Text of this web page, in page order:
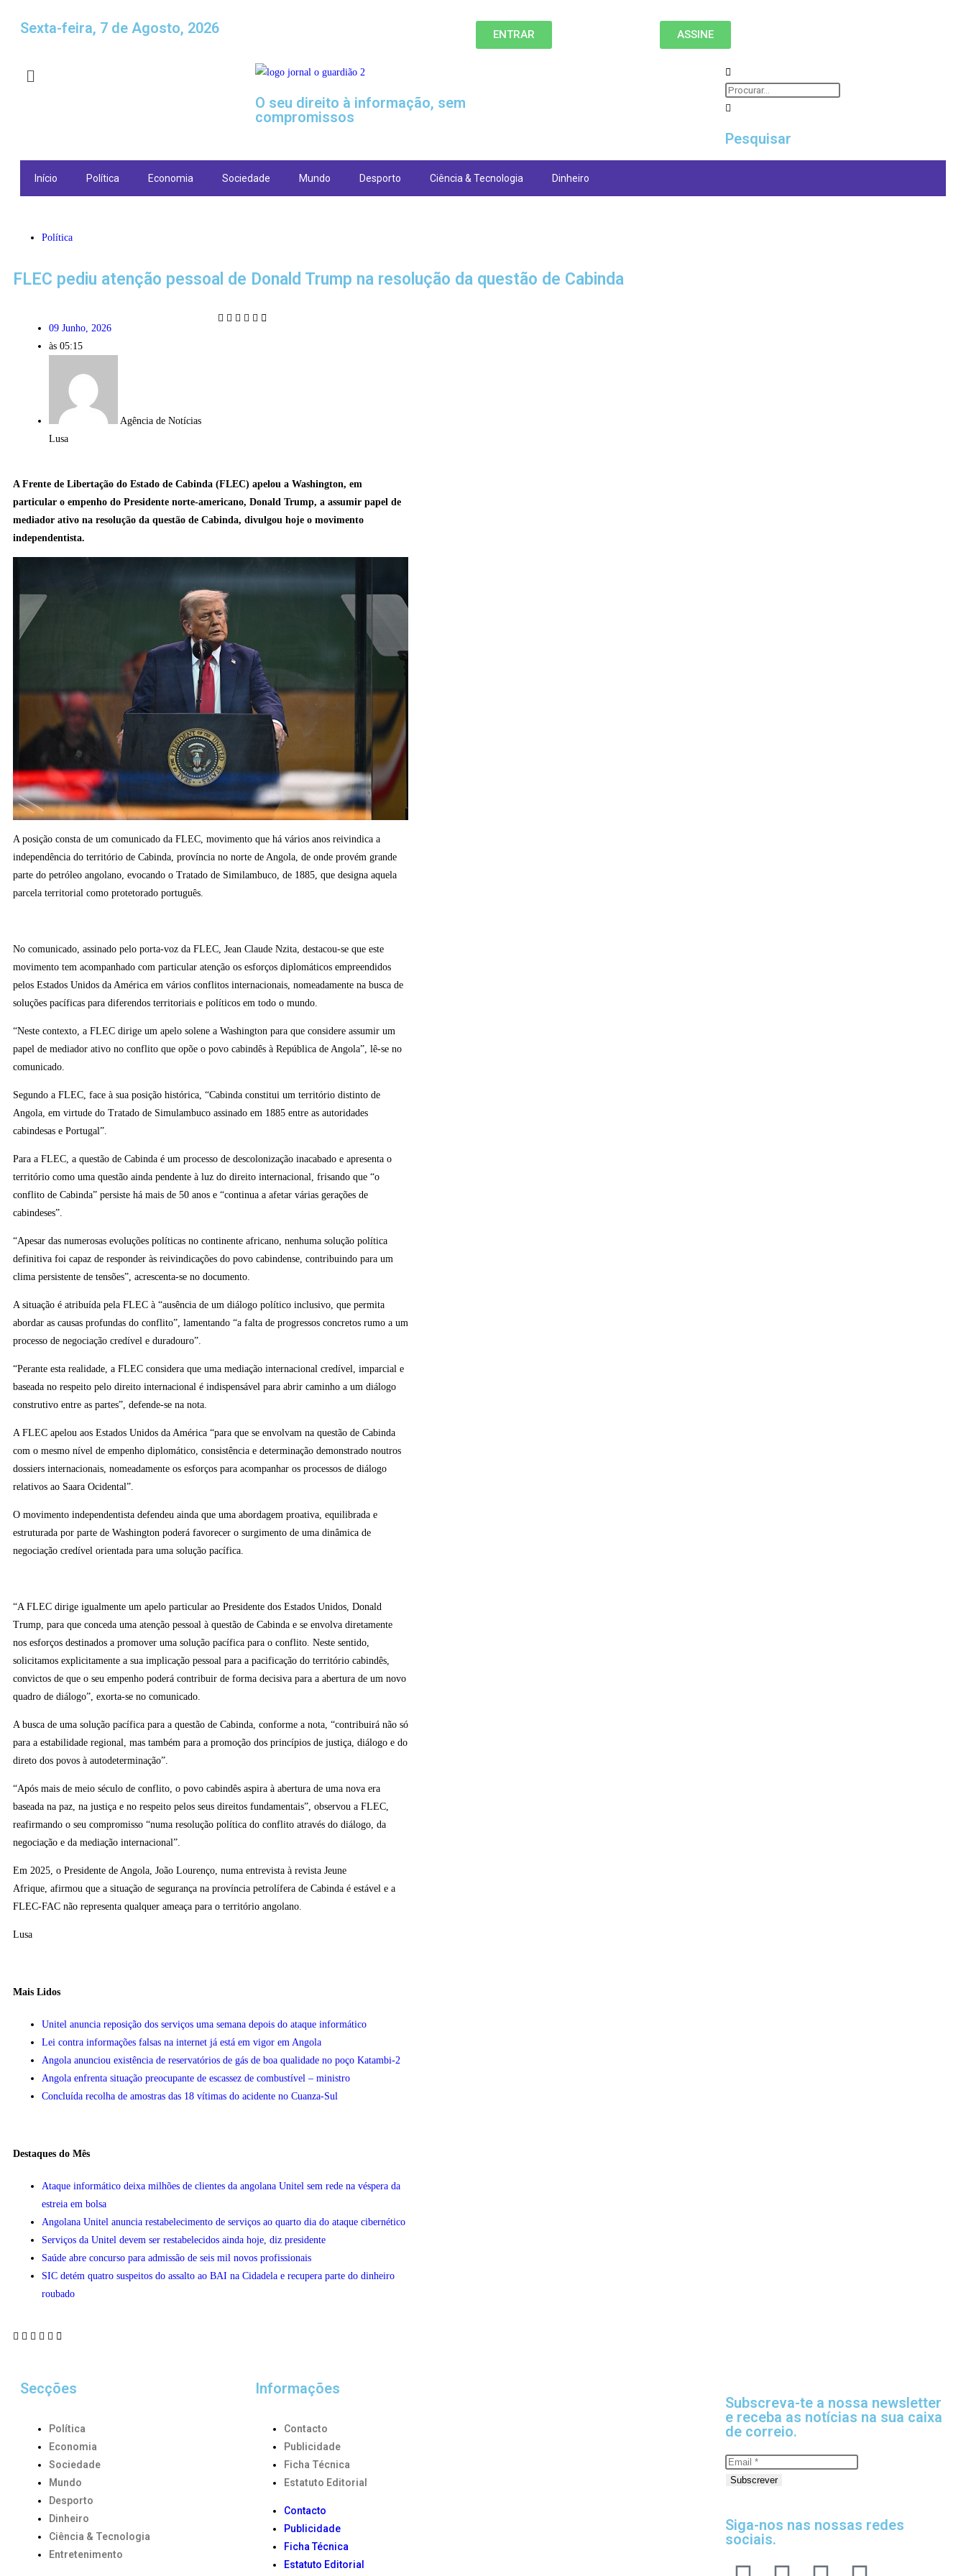
Sexta-feira, 7 de Agosto, 2026 ENTRAR ASSINE
O seu direito à informação, sem
compromissos
Pesquisar
Início Política Economia Sociedade Mundo Desporto Ciência & Tecnologia Dinheiro
Política
FLEC pediu atenção pessoal de Donald Trump na resolução da questão de Cabinda
09 Junho, 2026
às 05:15
Agência de Notícias
Lusa
A Frente de Libertação do Estado de Cabinda (FLEC) apelou a Washington, em
particular o empenho do Presidente norte-americano, Donald Trump, a assumir papel de
mediador ativo na resolução da questão de Cabinda, divulgou hoje o movimento
independentista.
A posição consta de um comunicado da FLEC, movimento que há vários anos reivindica a
independência do território de Cabinda, província no norte de Angola, de onde provém grande
parte do petróleo angolano, evocando o Tratado de Similambuco, de 1885, que designa aquela
parcela territorial como protetorado português.
No comunicado, assinado pelo porta-voz da FLEC, Jean Claude Nzita, destacou-se que este
movimento tem acompanhado com particular atenção os esforços diplomáticos empreendidos
pelos Estados Unidos da América em vários conflitos internacionais, nomeadamente na busca de
soluções pacíficas para diferendos territoriais e políticos em todo o mundo.
“Neste contexto, a FLEC dirige um apelo solene a Washington para que considere assumir um
papel de mediador ativo no conflito que opõe o povo cabindês à República de Angola”, lê-se no
comunicado.
Segundo a FLEC, face à sua posição histórica, “Cabinda constitui um território distinto de
Angola, em virtude do Tratado de Simulambuco assinado em 1885 entre as autoridades
cabindesas e Portugal”.
Para a FLEC, a questão de Cabinda é um processo de descolonização inacabado e apresenta o
território como uma questão ainda pendente à luz do direito internacional, frisando que “o
conflito de Cabinda” persiste há mais de 50 anos e “continua a afetar várias gerações de
cabindeses”.
“Apesar das numerosas evoluções políticas no continente africano, nenhuma solução política
definitiva foi capaz de responder às reivindicações do povo cabindense, contribuindo para um
clima persistente de tensões”, acrescenta-se no documento.
A situação é atribuída pela FLEC à “ausência de um diálogo político inclusivo, que permita
abordar as causas profundas do conflito”, lamentando “a falta de progressos concretos rumo a um
processo de negociação credível e duradouro”.
“Perante esta realidade, a FLEC considera que uma mediação internacional credível, imparcial e
baseada no respeito pelo direito internacional é indispensável para abrir caminho a um diálogo
construtivo entre as partes”, defende-se na nota.
A FLEC apelou aos Estados Unidos da América “para que se envolvam na questão de Cabinda
com o mesmo nível de empenho diplomático, consistência e determinação demonstrado noutros
dossiers internacionais, nomeadamente os esforços para acompanhar os processos de diálogo
relativos ao Saara Ocidental”.
O movimento independentista defendeu ainda que uma abordagem proativa, equilibrada e
estruturada por parte de Washington poderá favorecer o surgimento de uma dinâmica de
negociação credível orientada para uma solução pacífica.
“A FLEC dirige igualmente um apelo particular ao Presidente dos Estados Unidos, Donald
Trump, para que conceda uma atenção pessoal à questão de Cabinda e se envolva diretamente
nos esforços destinados a promover uma solução pacífica para o conflito. Neste sentido,
solicitamos explicitamente a sua implicação pessoal para a pacificação do território cabindês,
convictos de que o seu empenho poderá contribuir de forma decisiva para a abertura de um novo
quadro de diálogo”, exorta-se no comunicado.
A busca de uma solução pacífica para a questão de Cabinda, conforme a nota, “contribuirá não só
para a estabilidade regional, mas também para a promoção dos princípios de justiça, diálogo e do
direto dos povos à autodeterminação”.
“Após mais de meio século de conflito, o povo cabindês aspira à abertura de uma nova era
baseada na paz, na justiça e no respeito pelos seus direitos fundamentais”, observou a FLEC,
reafirmando o seu compromisso “numa resolução política do conflito através do diálogo, da
negociação e da mediação internacional”.
Em 2025, o Presidente de Angola, João Lourenço, numa entrevista à revista Jeune
Afrique, afirmou que a situação de segurança na província petrolífera de Cabinda é estável e a
FLEC-FAC não representa qualquer ameaça para o território angolano.
Lusa
Mais Lidos
Unitel anuncia reposição dos serviços uma semana depois do ataque informático
Lei contra informações falsas na internet já está em vigor em Angola
Angola anunciou existência de reservatórios de gás de boa qualidade no poço Katambi-2
Angola enfrenta situação preocupante de escassez de combustível – ministro
Concluída recolha de amostras das 18 vítimas do acidente no Cuanza-Sul
Destaques do Mês
Ataque informático deixa milhões de clientes da angolana Unitel sem rede na véspera da
estreia em bolsa
Angolana Unitel anuncia restabelecimento de serviços ao quarto dia do ataque cibernético
Serviços da Unitel devem ser restabelecidos ainda hoje, diz presidente
Saúde abre concurso para admissão de seis mil novos profissionais
SIC detém quatro suspeitos do assalto ao BAI na Cidadela e recupera parte do dinheiro
roubado
Secções
Política
Economia
Sociedade
Mundo
Desporto
Dinheiro
Ciência & Tecnologia
Entretenimento
Informações
Contacto
Publicidade
Ficha Técnica
Estatuto Editorial
Contacto
Publicidade
Ficha Técnica
Estatuto Editorial
Subscreva-te a nossa newsletter
e receba as notícias na sua caixa
de correio.
Subscrever
Siga-nos nas nossas redes
sociais.